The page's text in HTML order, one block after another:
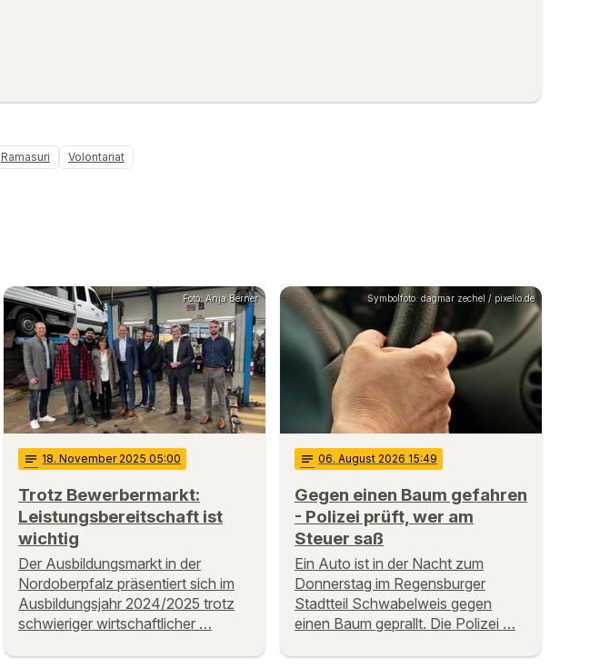
Ramasuri Volontariat
Foto: Anja Berner
notes 18. November 2025 05:00
Trotz Bewerbermarkt:
Leistungsbereitschaft ist
wichtig
Der Ausbildungsmarkt in der
Nordoberpfalz präsentiert sich im
Ausbildungsjahr 2024/2025 trotz
schwieriger wirtschaftlicher …
Symbolfoto: dagmar zechel / pixelio.de
notes 06. August 2026 15:49
Gegen einen Baum gefahren
- Polizei prüft, wer am
Steuer saß
Ein Auto ist in der Nacht zum
Donnerstag im Regensburger
Stadtteil Schwabelweis gegen
einen Baum geprallt. Die Polizei …